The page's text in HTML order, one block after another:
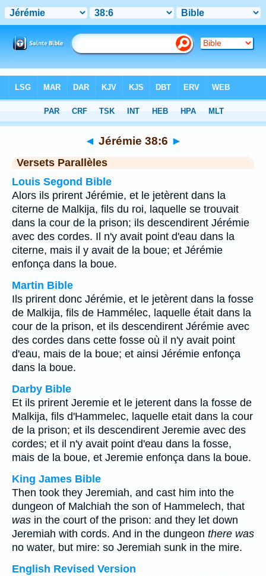
Chapitre 38 > Verset 6
◄ Jérémie 38:6 ►
Versets Parallèles
Louis Segond Bible
Alors ils prirent Jérémie, et le jetèrent dans la
citerne de Malkija, fils du roi, laquelle se trouvait
dans la cour de la prison; ils descendirent Jérémie
avec des cordes. Il n'y avait point d'eau dans la
citerne, mais il y avait de la boue; et Jérémie
enfonça dans la boue.
Martin Bible
Ils prirent donc Jérémie, et le jetèrent dans la fosse
de Malkija, fils de Hammélec, laquelle était dans la
cour de la prison, et ils descendirent Jérémie avec
des cordes dans cette fosse où il n'y avait point
d'eau, mais de la boue; et ainsi Jérémie enfonça
dans la boue.
Darby Bible
Et ils prirent Jeremie et le jeterent dans la fosse de
Malkija, fils d'Hammelec, laquelle etait dans la cour
de la prison; et ils descendirent Jeremie avec des
cordes; et il n'y avait point d'eau dans la fosse,
mais de la boue, et Jeremie enfonça dans la boue.
King James Bible
Then took they Jeremiah, and cast him into the
dungeon of Malchiah the son of Hammelech, that
was in the court of the prison: and they let down
Jeremiah with cords. And in the dungeon there was
no water, but mire: so Jeremiah sunk in the mire.
English Revised Version